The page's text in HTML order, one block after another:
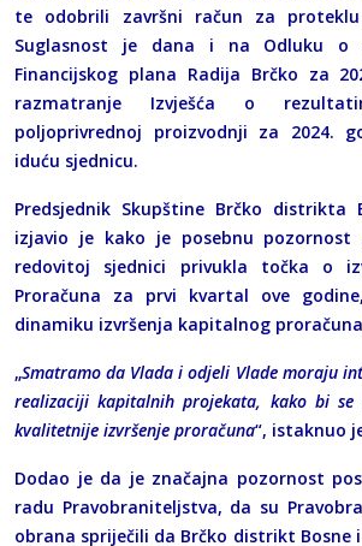
te odobrili završni račun za proteklu
Suglasnost je dana i na Odluku o
Financijskog plana Radija Brčko za
razmatranje Izvješća o
poljoprivrednoj proizvodnji za 2024.
iduću sjednicu.
Predsjednik Skupštine Brčko distrikta
izjavio je kako je posebnu pozornost
redovitoj sjednici privukla točka o
Proračuna za prvi kvartal ove
dinamiku izvršenja kapitalnog
„Smatramo da Vlada i odjeli Vlade moraju
realizaciji kapitalnih projekata, kako bi
kvalitetnije izvršenje proračuna“, istaknuo
Dodao je da je značajna pozornost
radu Pravobraniteljstva, da su
obrana spriječili da Brčko distrikt Bosne